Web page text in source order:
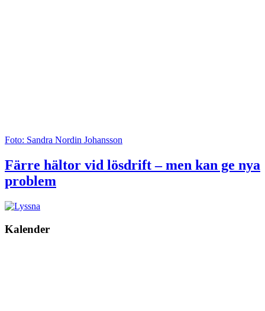
Foto: Sandra Nordin Johansson
Färre hältor vid lösdrift – men kan ge nya
problem
Kalender